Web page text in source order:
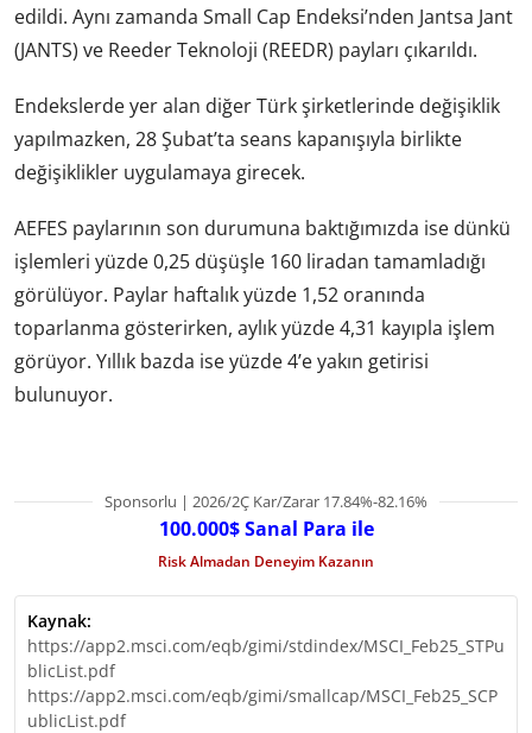
edildi. Aynı zamanda Small Cap Endeksi’nden Jantsa Jant
(JANTS) ve Reeder Teknoloji (REEDR) payları çıkarıldı.
Endekslerde yer alan diğer Türk şirketlerinde değişiklik
yapılmazken, 28 Şubat’ta seans kapanışıyla birlikte
değişiklikler uygulamaya girecek.
AEFES paylarının son durumuna baktığımızda ise dünkü
işlemleri yüzde 0,25 düşüşle 160 liradan tamamladığı
görülüyor. Paylar haftalık yüzde 1,52 oranında
toparlanma gösterirken, aylık yüzde 4,31 kayıpla işlem
görüyor. Yıllık bazda ise yüzde 4’e yakın getirisi
bulunuyor.
Sponsorlu | 2026/2Ç Kar/Zarar 17.84%-82.16%
100.000$ Sanal Para ile
Risk Almadan Deneyim Kazanın
Kaynak:
https://app2.msci.com/eqb/gimi/stdindex/MSCI_Feb25_STPu
blicList.pdf
https://app2.msci.com/eqb/gimi/smallcap/MSCI_Feb25_SCP
ublicList.pdf